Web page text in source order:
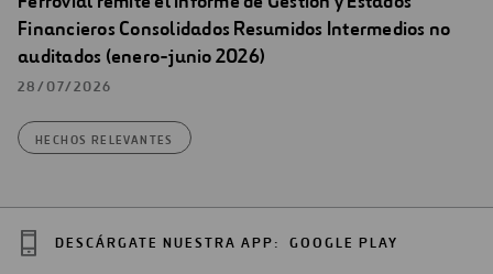
Financieros Consolidados Resumidos Intermedios no
auditados (enero-junio 2026)
28/07/2026
HECHOS RELEVANTES
DESCÁRGATE NUESTRA APP: GOOGLE PLAY